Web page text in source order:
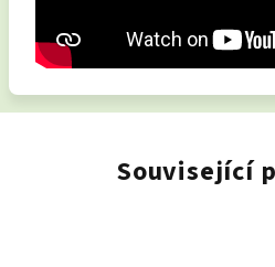
Související